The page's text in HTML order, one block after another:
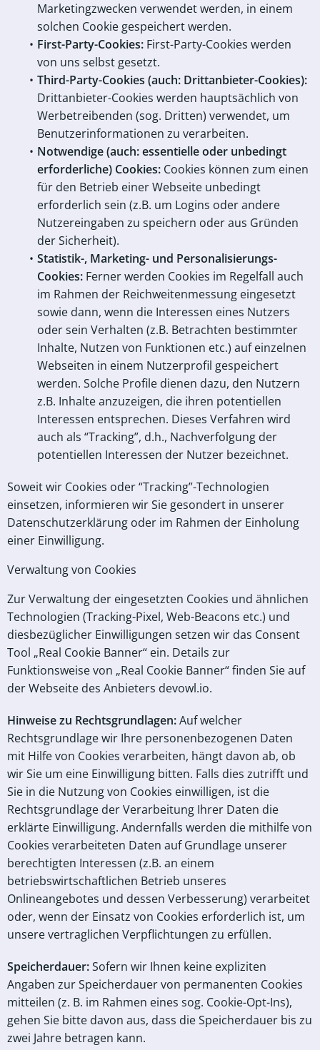
Marketingzwecken verwendet werden, in einem
solchen Cookie gespeichert werden.
First-Party-Cookies:First-Party-Cookies werden
von uns selbst gesetzt.
Third-Party-Cookies (auch: Drittanbieter-Cookies):
Drittanbieter-Cookies werden hauptsächlich von
Werbetreibenden (sog. Dritten) verwendet, um
Benutzerinformationen zu verarbeiten.
Notwendige (auch: essentielle oder unbedingt
erforderliche) Cookies: Cookies können zum einen
für den Betrieb einer Webseite unbedingt
erforderlich sein (z.B. um Logins oder andere
Nutzereingaben zu speichern oder aus Gründen
der Sicherheit).
Statistik-, Marketing- und Personalisierungs-
Cookies: Ferner werden Cookies im Regelfall auch
im Rahmen der Reichweitenmessung eingesetzt
sowie dann, wenn die Interessen eines Nutzers
oder sein Verhalten (z.B. Betrachten bestimmter
Inhalte, Nutzen von Funktionen etc.) auf einzelnen
Webseiten in einem Nutzerprofil gespeichert
werden. Solche Profile dienen dazu, den Nutzern
z.B. Inhalte anzuzeigen, die ihren potentiellen
Interessen entsprechen. Dieses Verfahren wird
auch als “Tracking”, d.h., Nachverfolgung der
potentiellen Interessen der Nutzer bezeichnet.
Soweit wir Cookies oder “Tracking”-Technologien
einsetzen, informieren wir Sie gesondert in unserer
Datenschutzerklärung oder im Rahmen der Einholung
einer Einwilligung.
Verwaltung von Cookies
Zur Verwaltung der eingesetzten Cookies und ähnlichen
Technologien (Tracking-Pixel, Web-Beacons etc.) und
diesbezüglicher Einwilligungen setzen wir das Consent
Tool „Real Cookie Banner“ ein. Details zur
Funktionsweise von „Real Cookie Banner“ finden Sie auf
der Webseite des Anbieters devowl.io.
Hinweise zu Rechtsgrundlagen:Auf welcher
Rechtsgrundlage wir Ihre personenbezogenen Daten
mit Hilfe von Cookies verarbeiten, hängt davon ab, ob
wir Sie um eine Einwilligung bitten. Falls dies zutrifft und
Sie in die Nutzung von Cookies einwilligen, ist die
Rechtsgrundlage der Verarbeitung Ihrer Daten die
erklärte Einwilligung. Andernfalls werden die mithilfe von
Cookies verarbeiteten Daten auf Grundlage unserer
berechtigten Interessen (z.B. an einem
betriebswirtschaftlichen Betrieb unseres
Onlineangebotes und dessen Verbesserung) verarbeitet
oder, wenn der Einsatz von Cookies erforderlich ist, um
unsere vertraglichen Verpflichtungen zu erfüllen.
Speicherdauer:Sofern wir Ihnen keine expliziten
Angaben zur Speicherdauer von permanenten Cookies
mitteilen (z. B. im Rahmen eines sog. Cookie-Opt-Ins),
gehen Sie bitte davon aus, dass die Speicherdauer bis zu
zwei Jahre betragen kann.